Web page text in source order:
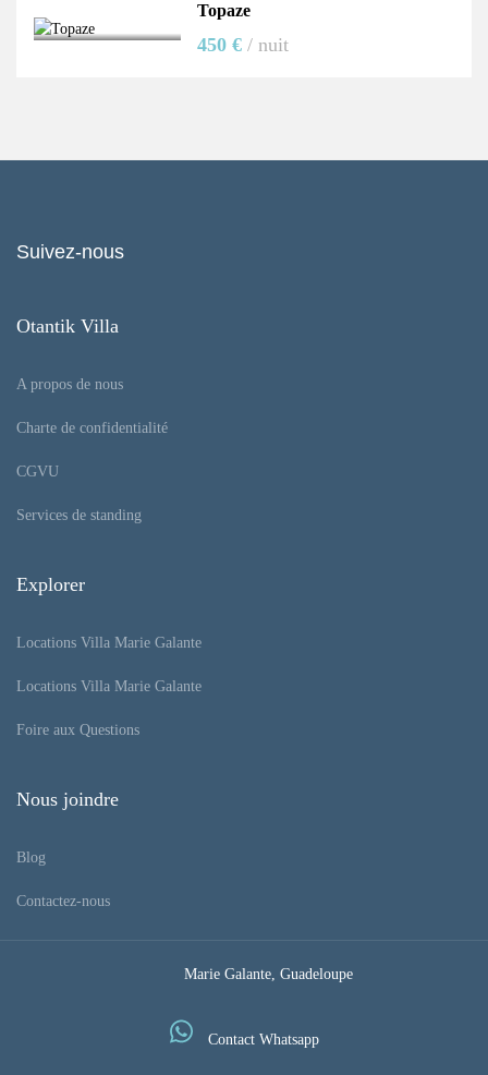
Topaze
450 €/ nuit
Suivez-nous
Otantik Villa
A propos de nous
Charte de confidentialité
CGVU
Services de standing
Explorer
Locations Villa Marie Galante
Locations Villa Marie Galante
Foire aux Questions
Nous joindre
Blog
Contactez-nous
Marie Galante, Guadeloupe
Contact Whatsapp